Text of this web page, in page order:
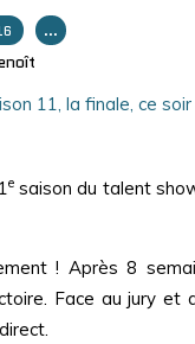
…
e saison du talent
! Après 8
Face au jury et